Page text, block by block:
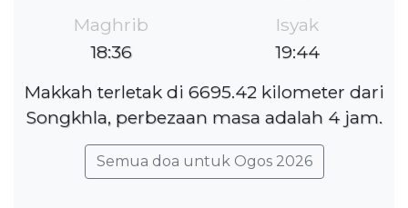
Maghrib
18:36
Isyak
19:44
Makkah terletak di 6695.42 kilometer dari
Songkhla, perbezaan masa adalah 4 jam.
Semua doa untuk Ogos 2026